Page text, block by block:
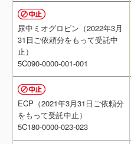
尿中ミオグロビン（2022年3月
31日ご依頼分をもって受託中
止）
5C090-0000-001-001
ECP（2021年3月31日ご依頼分
をもって受託中止）
5C180-0000-023-023
尿中ミオグロビン（2022年3月
31日ご依頼分をもって受託中
止）
5C090-0000-001-001
ECP（2021年3月31日ご依頼分
をもって受託中止）
5C180-0000-023-023